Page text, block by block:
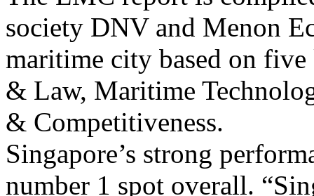
society DNV and Menon
maritime city based on
& Law, Maritime
& Competitiveness.
Singapore’s strong
number 1 spot overall.